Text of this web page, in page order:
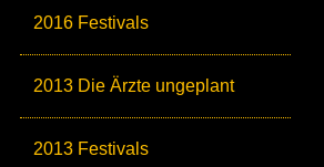
2016 Festivals
2013 Die Ärzte ungeplant
2013 Festivals